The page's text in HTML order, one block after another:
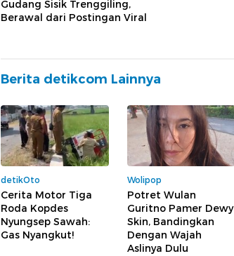
Gudang Sisik Trenggiling,
Berawal dari Postingan Viral
Berita detikcom Lainnya
detikOto
Cerita Motor Tiga
Roda Kopdes
Nyungsep Sawah:
Gas Nyangkut!
Wolipop
Potret Wulan
Guritno Pamer Dewy
Skin, Bandingkan
Dengan Wajah
Aslinya Dulu